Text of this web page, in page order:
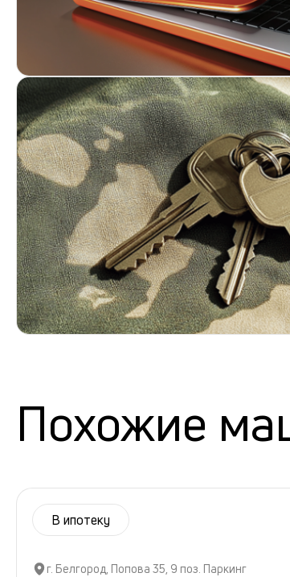
Похожие
В ипотеку
г. Белгород, Попова 35, 9 поз. Паркинг